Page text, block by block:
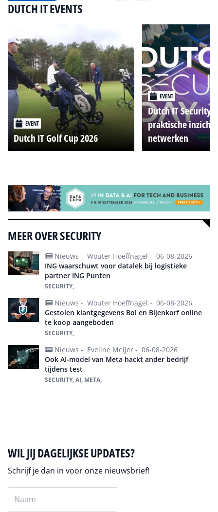
DUTCH IT EVENTS
EVENT
Dutch IT Golf Cup 2026
EVENT
Dutch IT Security
praktische
netwerken
MEER OVER SECURITY
Nieuws - Wouter Hoeffnagel - 06-08-2026
ING waarschuwt voor datalek bij logistieke
partner ING Punten
SECURITY,
Nieuws - Wouter Hoeffnagel - 06-08-2026
Gestolen klantgegevens Bol en Bijenkorf online
te koop aangeboden
SECURITY,
Nieuws - Eveline Meijer - 06-08-2026
Ook AI-model van Meta hackt ander bedrijf
tijdens test
SECURITY, AI, META,
WIL JIJ DAGELIJKSE UPDATES?
Schrijf je dan in voor onze nieuwsbrief!